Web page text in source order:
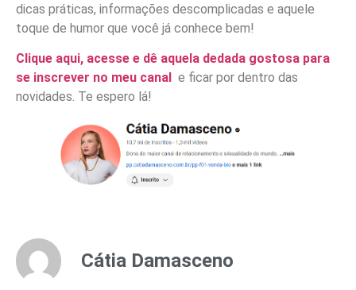
dicas práticas, informações descomplicadas e aquele
toque de humor que você já conhece bem!
Clique aqui, acesse e dê aquela dedada gostosa para
se inscrever no meu canal e ficar por dentro das
novidades. Te espero lá!
Cátia Damasceno